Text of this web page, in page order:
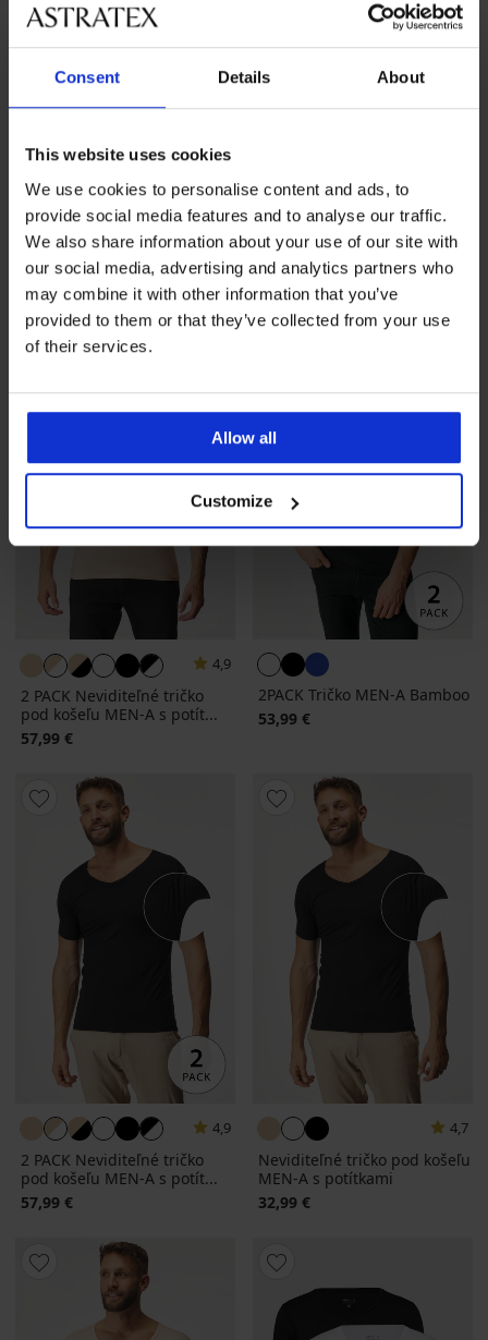
Consent Details About
This website uses cookies
We use cookies to personalise content and ads, to
provide social media features and to analyse our traffic.
We also share information about your use of our site with
our social media, advertising and analytics partners who
may combine it with other information that you’ve
provided to them or that they’ve collected from your use
of their services.
Allow all
Customize
2PACK Pánske bavlnené
tričko MEN-A Oscar
24,99 €
2PACK Tričko MEN-A Bamboo
53,99 €
4,9
2 PACK Neviditeľné tričko
pod košeľu MEN-A s potít...
57,99 €
2PACK Tričko MEN-A Bamboo
53,99 €
4,9
2 PACK Neviditeľné tričko
pod košeľu MEN-A s potít...
57,99 €
4,7
Neviditeľné tričko pod košeľu
MEN-A s potítkami
32,99 €